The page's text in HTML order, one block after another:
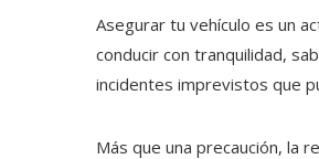
Asegurar tu vehículo es un
conducir con tranquilidad,
incidentes imprevistos que
Más que una precaución, la